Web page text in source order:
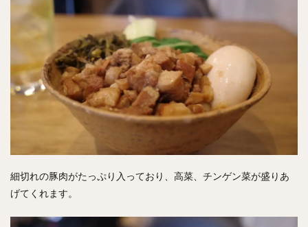
細切れの豚肉がたっぷり入っており、高菜、チンゲン菜が盛りあ
げてくれます。